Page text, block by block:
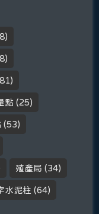
點 (25)
(53)
殖產局 (34)
水泥柱 (64)